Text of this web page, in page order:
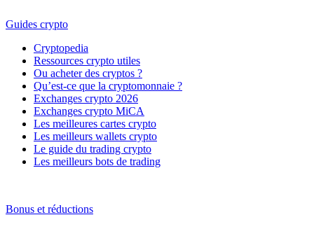
Guides crypto
Cryptopedia
Ressources crypto utiles
Ou acheter des cryptos ?
Qu’est-ce que la cryptomonnaie ?
Exchanges crypto 2026
Exchanges crypto MiCA
Les meilleures cartes crypto
Les meilleurs wallets crypto
Le guide du trading crypto
Les meilleurs bots de trading
Bonus et réductions